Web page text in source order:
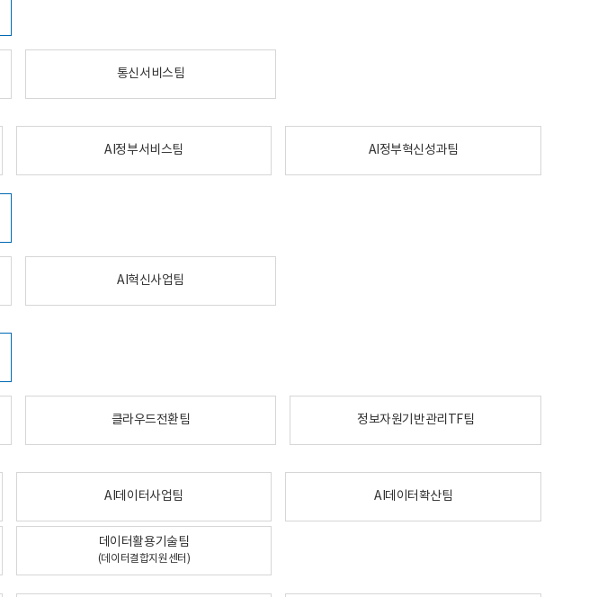
통신서비스팀
AI정부서비스팀 AI정부혁신성과팀
AI혁신사업팀
클라우드전환팀 정보자원기반관리TF팀
AI데이터사업팀 AI데이터확산팀
데이터활용기술팀
(데이터결합지원센터)